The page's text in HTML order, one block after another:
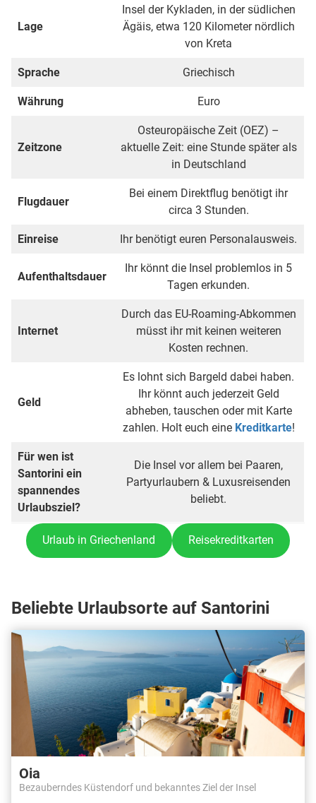
Lage
Insel der Kykladen, in der südlichen
Ägäis, etwa 120 Kilometer nördlich
von Kreta
Sprache Griechisch
Währung Euro
Zeitzone
Osteuropäische Zeit (OEZ) –
aktuelle Zeit: eine Stunde später als
in Deutschland
Flugdauer
Bei einem Direktflug benötigt ihr
circa 3 Stunden.
Einreise Ihr benötigt euren Personalausweis.
Aufenthaltsdauer
Ihr könnt die Insel problemlos in 5
Tagen erkunden.
Internet
Durch das EU-Roaming-Abkommen
müsst ihr mit keinen weiteren
Kosten rechnen.
Geld
Es lohnt sich Bargeld dabei haben.
Ihr könnt auch jederzeit Geld
abheben, tauschen oder mit Karte
zahlen. Holt euch eine Kreditkarte!
Für wen ist
Santorini ein
spannendes
Urlaubsziel?
Die Insel vor allem bei Paaren,
Partyurlaubern & Luxusreisenden
beliebt.
Urlaub in Griechenland Reisekreditkarten
Beliebte Urlaubsorte auf Santorini
Oia
Bezauberndes Küstendorf und bekanntes Ziel der Insel